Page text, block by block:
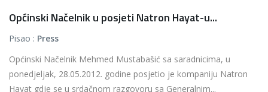
Općinski Načelnik u posjeti Natron Hayat-u...
Pisao : Press
Općinski Načelnik Mehmed Mustabašić sa saradnicima, u
ponedjeljak, 28.05.2012. godine posjetio je kompaniju Natron
Hayat gdje se u srdačnom razgovoru sa Generalnim...